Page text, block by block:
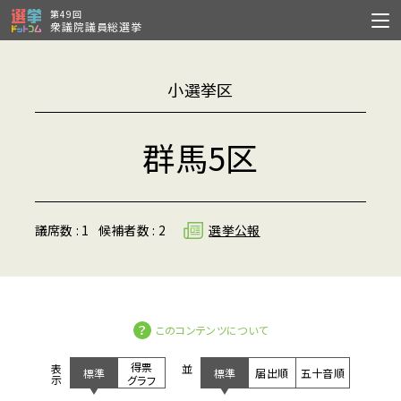
第49回
衆議院議員総選挙
小選挙区
群馬5区
議席数 : 1 候補者数 : 2 選挙公報
このコンテンツについて
表示 標準
得票
グラフ
並び 標準 届出順 五十音順